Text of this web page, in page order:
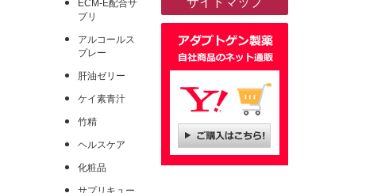
ECM-E配合サ
プリ
アルコールス
プレー
肝油ゼリー
ケイ素青汁
竹精
ヘルスケア
化粧品
サプリキュー